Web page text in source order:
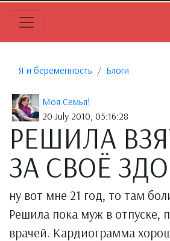
Я и беременность Блоги
Моя Семья!
20 July 2010, 05:16:28
РЕШИЛА
ЗА СВОЁ
ну вот мне 21 год, то там
Решила пока муж в отпуске,
врачей. Кардиограмма